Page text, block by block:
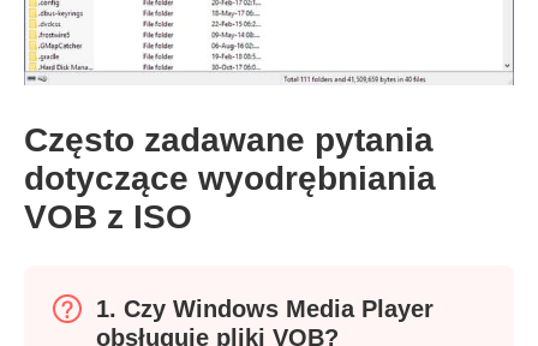
Często zadawane pytania
dotyczące wyodrębniania
VOB z ISO
1. Czy Windows Media Player
obsługuje pliki VOB?